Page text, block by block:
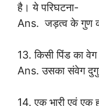
है। ये परिघटना-
Ans. जड़त्व के गुण
13. किसी पिंड का वेग
Ans. उसका संवेग
14. एक भारी एवं एक